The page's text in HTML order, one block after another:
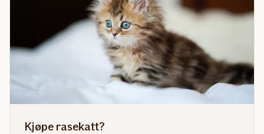
Kjøpe rasekatt?